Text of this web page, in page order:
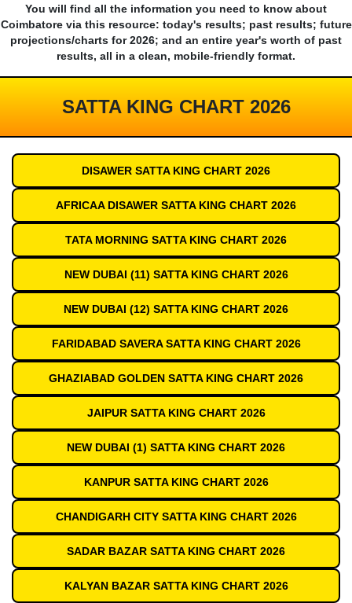
You will find all the information you need to know about
Coimbatore via this resource: today's results; past results; future
projections/charts for 2026; and an entire year's worth of past
results, all in a clean, mobile-friendly format.
SATTA KING CHART 2026
DISAWER SATTA KING CHART 2026
AFRICAA DISAWER SATTA KING CHART 2026
TATA MORNING SATTA KING CHART 2026
NEW DUBAI (11) SATTA KING CHART 2026
NEW DUBAI (12) SATTA KING CHART 2026
FARIDABAD SAVERA SATTA KING CHART 2026
GHAZIABAD GOLDEN SATTA KING CHART 2026
JAIPUR SATTA KING CHART 2026
NEW DUBAI (1) SATTA KING CHART 2026
KANPUR SATTA KING CHART 2026
CHANDIGARH CITY SATTA KING CHART 2026
SADAR BAZAR SATTA KING CHART 2026
KALYAN BAZAR SATTA KING CHART 2026